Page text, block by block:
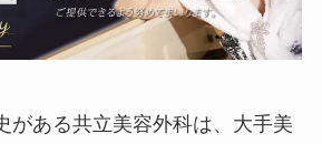
がある共立美容外科は、大手美